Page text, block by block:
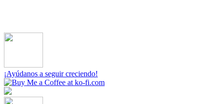
¡Ayúdanos a seguir creciendo!